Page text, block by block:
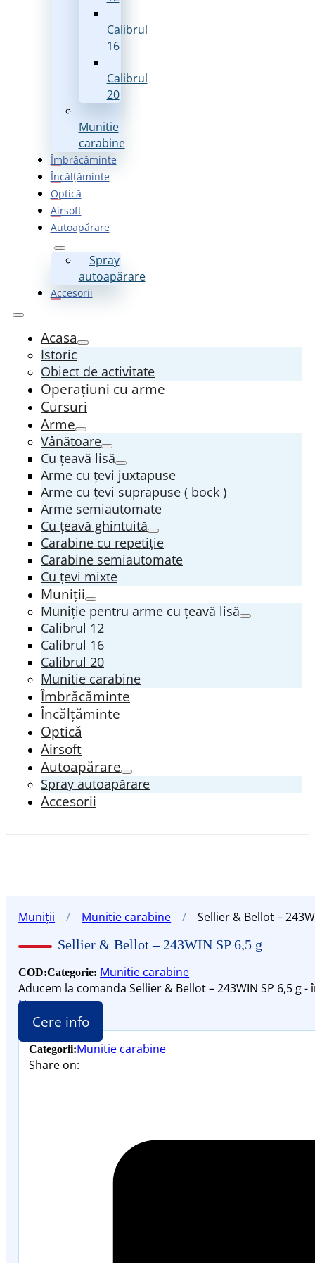
Calibrul
16
Calibrul
20
Munitie
carabine
Îmbrăcăminte
Încălțăminte
Optică
Airsoft
Autoapărare
Spray
autoapărare
Accesorii
Acasa
Istoric
Obiect de activitate
Operațiuni cu arme
Cursuri
Arme
Vânătoare
Cu țeavă lisă
Arme cu țevi juxtapuse
Arme cu țevi suprapuse ( bock )
Arme semiautomate
Cu țeavă ghintuită
Carabine cu repetiție
Carabine semiautomate
Cu țevi mixte
Muniții
Muniție pentru arme cu țeavă lisă
Calibrul 12
Calibrul 16
Calibrul 20
Munitie carabine
Îmbrăcăminte
Încălțăminte
Optică
Airsoft
Autoapărare
Spray autoapărare
Accesorii
Muniții / Munitie carabine / Sellier & Bellot –
Sellier & Bellot – 243WIN SP 6,5 g
COD:Categorie: Munitie carabine
Aducem la comanda Sellier & Bellot – 243WIN SP 6,5 g
Nou
Cere info
Categorii:Munitie carabine
Share on: